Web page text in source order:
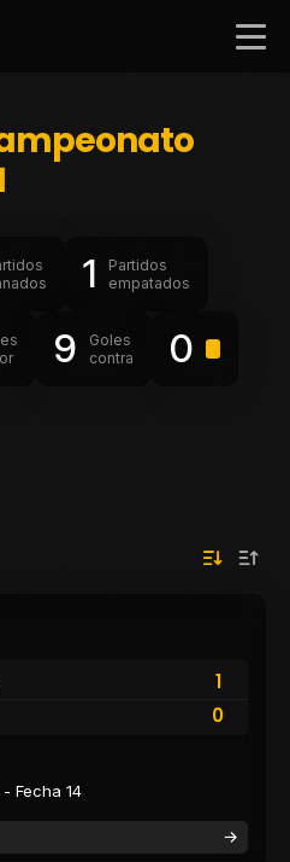
1
Partidos
empatados
9
Goles
contra
0
1
0
Fecha 14